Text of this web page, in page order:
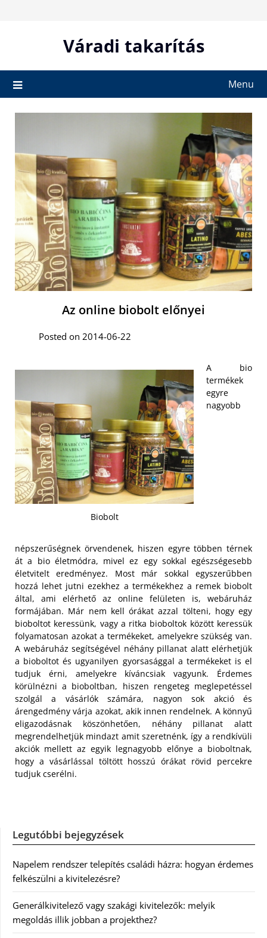
Váradi takarítás
Menu
Az online biobolt előnyei
Posted on 2014-06-22
Biobolt
A bio
termékek
egyre
nagyobb
népszerűségnek örvendenek, hiszen egyre többen térnek
át a bio életmódra, mivel ez egy sokkal egészségesebb
életvitelt eredményez. Most már sokkal egyszerűbben
hozzá lehet jutni ezekhez a termékekhez a remek biobolt
által, ami elérhető az online felületen is, webáruház
formájában. Már nem kell órákat azzal tölteni, hogy egy
bioboltot keressünk, vagy a ritka bioboltok között keressük
folyamatosan azokat a termékeket, amelyekre szükség van.
A webáruház segítségével néhány pillanat alatt elérhetjük
a bioboltot és ugyanilyen gyorsasággal a termékeket is el
tudjuk érni, amelyekre kíváncsiak vagyunk. Érdemes
körülnézni a bioboltban, hiszen rengeteg meglepetéssel
szolgál a vásárlók számára, nagyon sok akció és
árengedmény várja azokat, akik innen rendelnek. A könnyű
eligazodásnak köszönhetően, néhány pillanat alatt
megrendelhetjük mindazt amit szeretnénk, így a rendkívüli
akciók mellett az egyik legnagyobb előnye a bioboltnak,
hogy a vásárlással töltött hosszú órákat rövid percekre
tudjuk cserélni.
Legutóbbi bejegyzések
Napelem rendszer telepítés családi házra: hogyan érdemes
felkészülni a kivitelezésre?
Generálkivitelező vagy szakági kivitelezők: melyik
megoldás illik jobban a projekthez?